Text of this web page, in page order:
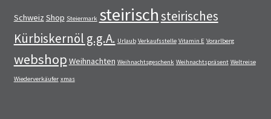
Schweiz Shop Steiermark steirischsteirisches
Kürbiskernöl g.g.A. Urlaub Verkaufsstelle Vitamin E Vorarlberg
webshop Weihnachten Weihnachtsgeschenk Weihnachtspräsent Weltreise
Wiederverkäufer xmas